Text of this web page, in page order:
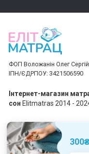
ФОП Воложанін Олег
ІПН/ЄДРПОУ: 3421506590
Інтернет-магазин
сон Elitmatras 2014 -
Приймаємо платежі